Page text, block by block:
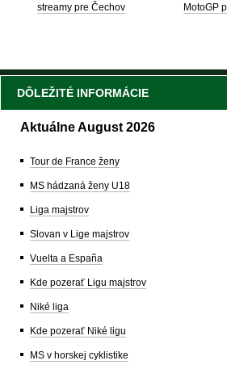
streamy pre Čechov
MotoGP
DÔLEŽITÉ INFORMÁCIE
Aktuálne August 2026
Tour de France ženy
MS hádzaná ženy U18
Liga majstrov
Slovan v Lige majstrov
Vuelta a España
Kde pozerať Ligu majstrov
Niké liga
Kde pozerať Niké ligu
MS v horskej cyklistike